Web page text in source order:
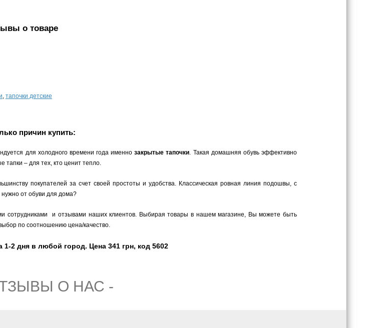
о товаре
, тапочки детские
причин купить:
для холодного времени года именнозакрытые тапочки. Такая домашняя обувь эффективно
– для тех, кто ценит тепло.
покупателей за счет своей простоты и удобства. Классическая ровная линия подошвы, с
от обуви для дома?
сотрудниками и отзывами наших клиентов. Выбирая товары в нашем магазине, Вы можете быть
по соотношению цена/качество.
1-2 дня в любой город. Цена 341 грн, код 5602
О НАС -